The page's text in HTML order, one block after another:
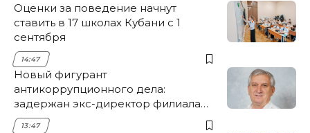
Оценки за поведение начнут
ставить в 17 школах Кубани с 1
сентября
14:47
Новый фигурант
антикоррупционного дела:
задержан экс-директор филиала
НЭСК Крымска
13:47